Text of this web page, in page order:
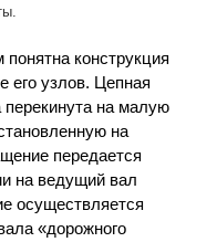
конструкция
его узлов. Цепная
перекинута на малую
на
передается
на ведущий вал
осуществляется
«дорожного